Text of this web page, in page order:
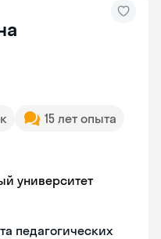
15 лет опыта
университет
педагогических